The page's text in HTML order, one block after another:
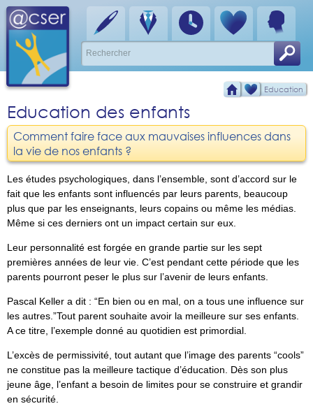
Education
Education des enfants
Comment faire face aux mauvaises influences dans
la vie de nos enfants ?
Les études psychologiques, dans l’ensemble, sont d’accord sur le
fait que les enfants sont influencés par leurs parents, beaucoup
plus que par les enseignants, leurs copains ou même les médias.
Même si ces derniers ont un impact certain sur eux.
Leur personnalité est forgée en grande partie sur les sept
premières années de leur vie. C’est pendant cette période que les
parents pourront peser le plus sur l’avenir de leurs enfants.
Pascal Keller a dit :
En bien ou en mal, on a tous une influence sur
les autres. Tout parent souhaite avoir la meilleure sur ses enfants.
A ce titre, l’exemple donné au quotidien est primordial.
L’excès de permissivité, tout autant que l’image des parents “cools”
ne constitue pas la meilleure tactique d’éducation. Dès son plus
jeune âge, l’enfant a besoin de limites pour se construire et grandir
en sécurité.